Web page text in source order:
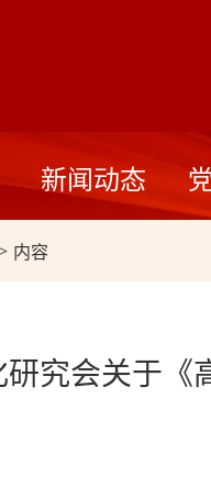
新闻动态
内容
究会关于